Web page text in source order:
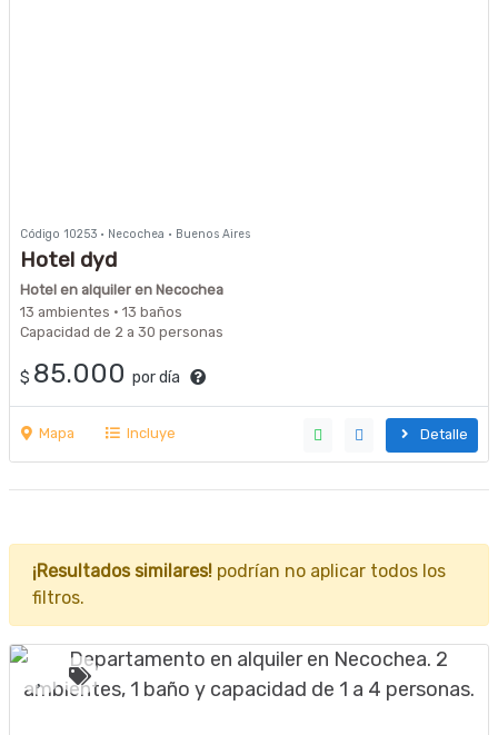
Código 10253 · Necochea · Buenos Aires
Hotel dyd
Hotel en alquiler en Necochea
13 ambientes · 13 baños
Capacidad de 2 a 30 personas
$ 85.000 por día
Mapa Incluye Detalle
¡Resultados similares! podrían no aplicar todos los
filtros.